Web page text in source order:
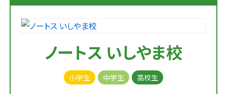
ノートス いしやま校
小学生 中学生 高校生